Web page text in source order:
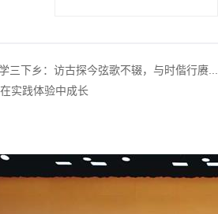
三下乡：访古探今弦歌不辍，与时偕行赓...
实践体验中成长